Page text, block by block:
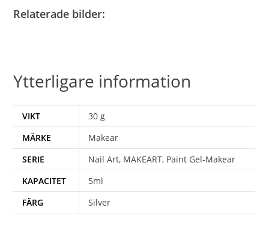
Relaterade bilder:
Ytterligare information
VIKT
30 g
MÄRKE
Makear
SERIE
Nail Art, MAKEART, Paint Gel-Makear
KAPACITET
5ml
FÄRG
Silver